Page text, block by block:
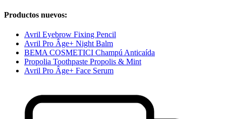
Productos nuevos:
Avril Eyebrow Fixing Pencil
Avril Pro Âge+ Night Balm
BEMA COSMETICI Champú Anticaída
Propolia Toothpaste Propolis & Mint
Avril Pro Âge+ Face Serum